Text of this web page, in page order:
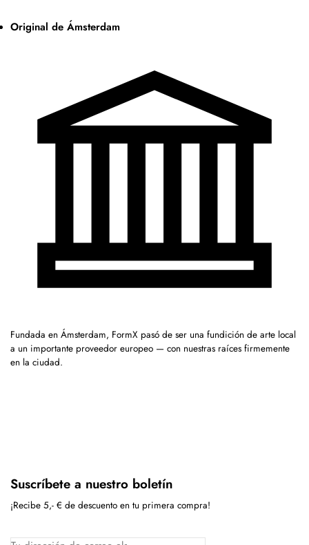
Original de Ámsterdam
Fundada en Ámsterdam, FormX pasó de ser una fundición de arte local
a un importante proveedor europeo — con nuestras raíces firmemente
en la ciudad.
Suscríbete a nuestro boletín
¡Recibe 5,- € de descuento en tu primera compra!